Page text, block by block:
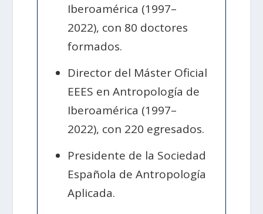
Iberoamérica (1997–
2022), con 80 doctores
formados.
Director del Máster Oficial
EEES en Antropología de
Iberoamérica (1997–
2022), con 220 egresados.
Presidente de la Sociedad
Española de Antropología
Aplicada.